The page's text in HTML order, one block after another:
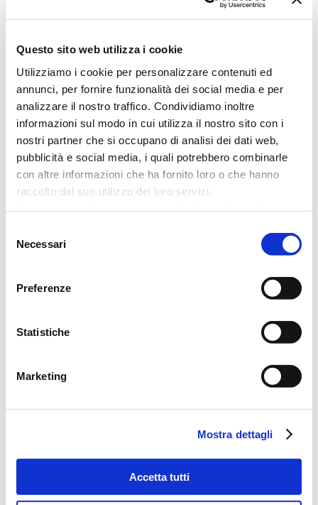
Questo sito web utilizza i cookie
Utilizziamo i cookie per personalizzare contenuti ed
annunci, per fornire funzionalità dei social media e per
analizzare il nostro traffico. Condividiamo inoltre
informazioni sul modo in cui utilizza il nostro sito con i
nostri partner che si occupano di analisi dei dati web,
pubblicità e social media, i quali potrebbero combinarle
con altre informazioni che ha fornito loro o che hanno
raccolto dal suo utilizzo dei loro servizi.
delNecessari
Preferenze
Statistiche
Marketing
Mostra dettagli
Accetta tutti
credito creditoefinanza
immobiliare imprese
milano
pensionati
prestiti
Roma
Inaugurato nuovo Auxilia Point a
Palermo